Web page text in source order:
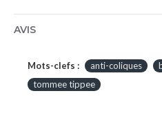
AVIS
Mots-clefs : anti-coliques
tommee tippee